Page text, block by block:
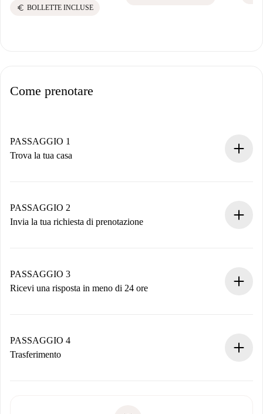
euro BOLLETTE INCLUSE
Come prenotare
PASSAGGIO 1
Trova la tua casa
Hai tutte le informazioni necessarie in anticipo.
PASSAGGIO 2
Invia la tua richiesta di prenotazione
non accetta.
PASSAGGIO 3
Ricevi una risposta in meno di 24 ore
contatto con il proprietario.
Se rifiutata: non ti addebiteremo nulla e ti proporremo
PASSAGGIO 4
Trasferimento